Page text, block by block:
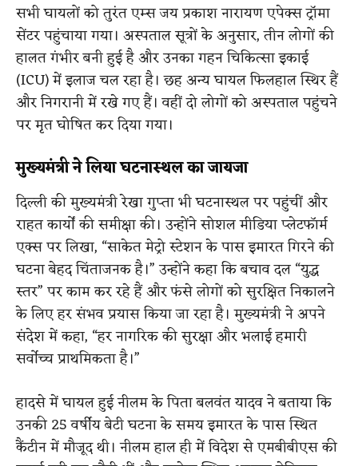
सभी घायलों को तुरंत एम्स जय प्रकाश नारायण एपेक्स ट्रॉमा
सेंटर पहुंचाया गया। अस्पताल सूत्रों के अनुसार, तीन लोगों की
हालत गंभीर बनी हुई है और उनका गहन चिकित्सा इकाई
(ICU) में इलाज चल रहा है। छह अन्य घायल फिलहाल स्थिर हैं
और निगरानी में रखे गए हैं। वहीं दो लोगों को अस्पताल पहुंचने
पर मृत घोषित कर दिया गया।
मुख्यमंत्री ने लिया घटनास्थल का जायजा
दिल्ली की मुख्यमंत्री रेखा गुप्ता भी घटनास्थल पर पहुंचीं और
राहत कार्यों की समीक्षा की। उन्होंने सोशल मीडिया प्लेटफॉर्म
एक्स पर लिखा, “साकेत मेट्रो स्टेशन के पास इमारत गिरने की
घटना बेहद चिंताजनक है।” उन्होंने कहा कि बचाव दल “युद्ध
स्तर” पर काम कर रहे हैं और फंसे लोगों को सुरक्षित निकालने
के लिए हर संभव प्रयास किया जा रहा है। मुख्यमंत्री ने अपने
संदेश में कहा, “हर नागरिक की सुरक्षा और भलाई हमारी
सर्वोच्च प्राथमिकता है।”
हादसे में घायल हुई नीलम के पिता बलवंत यादव ने बताया कि
उनकी 25 वर्षीय बेटी घटना के समय इमारत के पास स्थित
कैंटीन में मौजूद थी। नीलम हाल ही में विदेश से एमबीबीएस की